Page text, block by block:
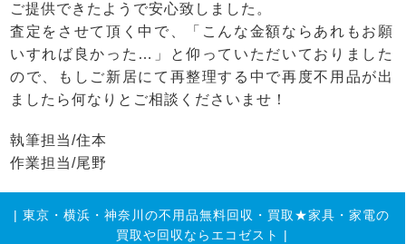
ご提供できたようで安心致しました。
査定をさせて頂く中で、「こんな金額ならあれもお願
いすれば良かった…」と仰っていただいておりました
ので、もしご新居にて再整理する中で再度不用品が出
ましたら何なりとご相談くださいませ！
執筆担当/住本
作業担当/尾野
| 東京・横浜・神奈川の不用品無料回収・買取★家具・家電の
買取や回収ならエコゼスト
|